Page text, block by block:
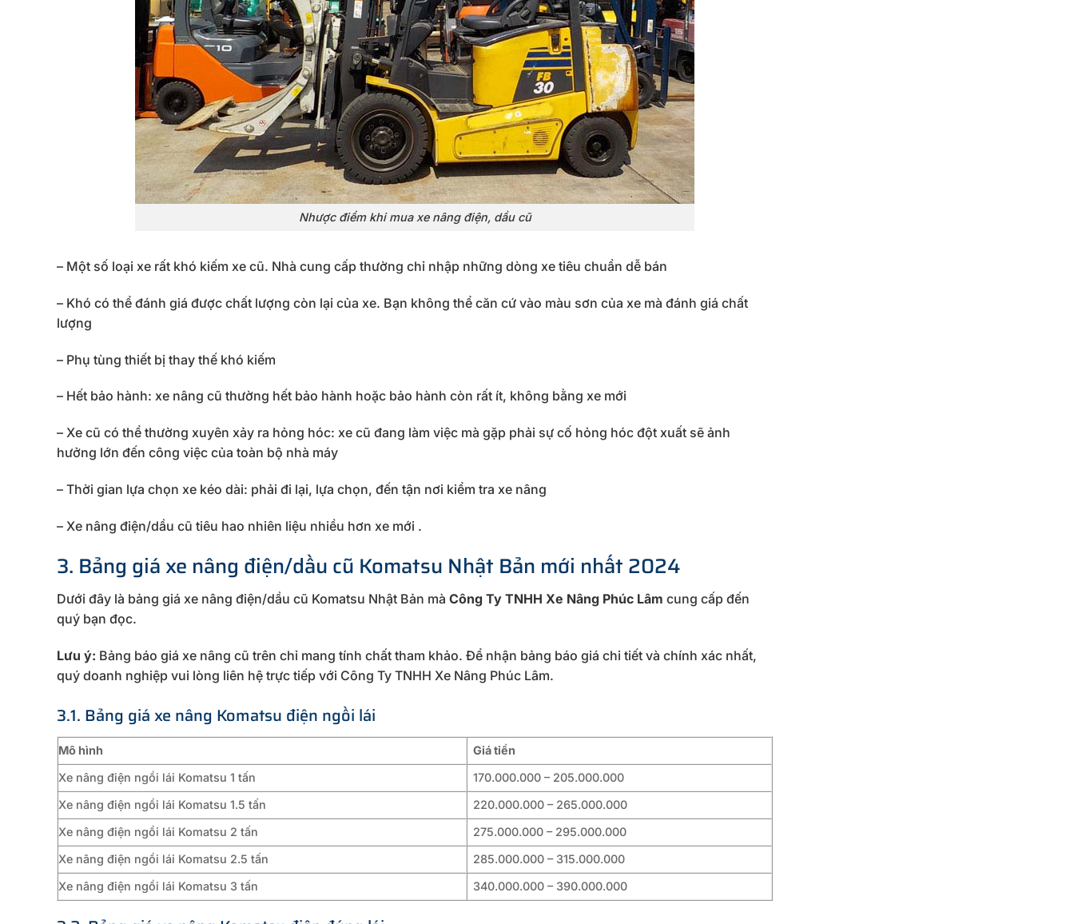
Nhược điểm khi mua xe nâng điện, dầu cũ
– Một số loại xe rất khó kiếm xe cũ. Nhà cung cấp thường chỉ nhập những dòng xe tiêu chuẩn dễ bán
– Khó có thể đánh giá được chất lượng còn lại của xe. Bạn không thể căn cứ vào màu sơn của xe mà đánh giá chất
lượng
– Phụ tùng thiết bị thay thế khó kiếm
– Hết bảo hành: xe nâng cũ thường hết bảo hành hoặc bảo hành còn rất ít, không bằng xe mới
– Xe cũ có thể thường xuyên xảy ra hỏng hóc: xe cũ đang làm việc mà gặp phải sự cố hỏng hóc đột xuất sẽ ảnh
hưởng lớn đến công việc của toàn bộ nhà máy
– Thời gian lựa chọn xe kéo dài: phải đi lại, lựa chọn, đến tận nơi kiểm tra xe nâng
– Xe nâng điện/dầu cũ tiêu hao nhiên liệu nhiều hơn xe mới .
3. Bảng giá xe nâng điện/dầu cũ Komatsu Nhật Bản mới nhất 2024
Dưới đây là bảng giá xe nâng điện/dầu cũ Komatsu Nhật Bản mà Công Ty TNHH Xe Nâng Phúc Lâm cung cấp đến
quý bạn đọc.
Lưu ý: Bảng báo giá xe nâng cũ trên chỉ mang tính chất tham khảo. Để nhận bảng báo giá chi tiết và chính xác nhất,
quý doanh nghiệp vui lòng liên hệ trực tiếp với Công Ty TNHH Xe Nâng Phúc Lâm.
3.1. Bảng giá xe nâng Komatsu điện ngồi lái
Mô hình
Giá tiền
Xe nâng điện ngồi lái Komatsu 1 tấn
170.000.000 – 205.000.000
Xe nâng điện ngồi lái Komatsu 1.5 tấn
220.000.000 – 265.000.000
Xe nâng điện ngồi lái Komatsu 2 tấn
275.000.000 – 295.000.000
Xe nâng điện ngồi lái Komatsu 2.5 tấn
285.000.000 – 315.000.000
Xe nâng điện ngồi lái Komatsu 3 tấn
340.000.000 – 390.000.000